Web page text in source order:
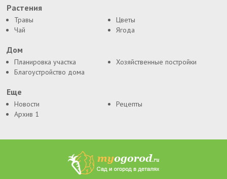
Растения
Травы
Цветы
Чай
Ягода
Дом
Планировка участка
Хозяйственные постройки
Благоустройство дома
Еще
Новости
Рецепты
Архив 1